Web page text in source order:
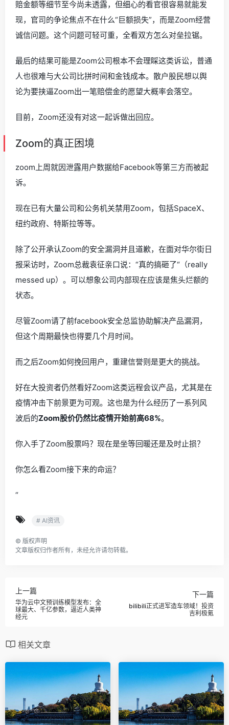
赔金额等细节至今尚未透露，但细心的看官很容易就能发
现，官司的争论焦点不在什么“巨额损失”，而是Zoom经营
诚信问题。这个问题可轻可重，全看双方怎么对垒拉锯。
最后的结果可能是Zoom公司根本不会理睬这类诉讼，普通
人也很难与大公司比拼时间和金钱成本。散户股民想以舆
论为要挟逼Zoom出一笔赔偿金的愿望大概率会落空。
目前，Zoom还没有对这一起诉做出回应。
Zoom的真正困境
zoom上周就因泄露用户数据给Facebook等第三方而被起
诉。
现在已有大量公司和公务机关禁用Zoom，包括SpaceX、
纽约政府、特斯拉等等。
除了公开承认Zoom的安全漏洞并且道歉，在面对华尔街日
报采访时，Zoom总裁袁征亲口说：“真的搞砸了“（really
messed up）。可以想象公司内部现在应该是焦头烂额的
状态。
尽管Zoom请了前facebook安全总监协助解决产品漏洞，
但这个周期最快也得要几个月时间。
而之后Zoom如何挽回用户，重建信誉则是更大的挑战。
好在大投资者仍然看好Zoom这类远程会议产品，尤其是在
疫情冲击下前景更为可观。这也是为什么经历了一系列风
波后的Zoom股价仍然比疫情开始前高68%。
你入手了Zoom股票吗？现在是坐等回暖还是及时止损？
你怎么看Zoom接下来的命运？
“
# AI资讯
© 版权声明
文章版权归作者所有，未经允许请勿转载。
上一篇
华为云中文预训练模型发布：全
球最大、千亿参数，逼近人类神
经元
下一篇
bilibili正式进军造车领域！投资
吉利极氪
相关文章